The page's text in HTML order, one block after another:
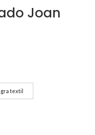
Joan
€
textil